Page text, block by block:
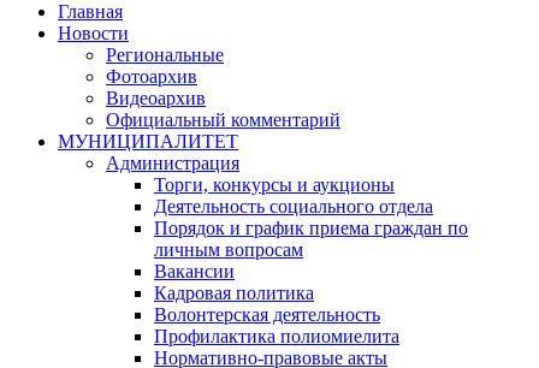
Главная
Новости
Региональные
Фотоархив
Видеоархив
Официальный комментарий
МУНИЦИПАЛИТЕТ
Администрация
Торги, конкурсы и аукционы
Деятельность социального отдела
Порядок и график приема граждан по
личным вопросам
Вакансии
Кадровая политика
Волонтерская деятельность
Профилактика полиомиелита
Нормативно-правовые акты